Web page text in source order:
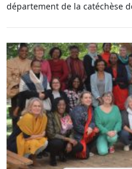
département de la catéchèse